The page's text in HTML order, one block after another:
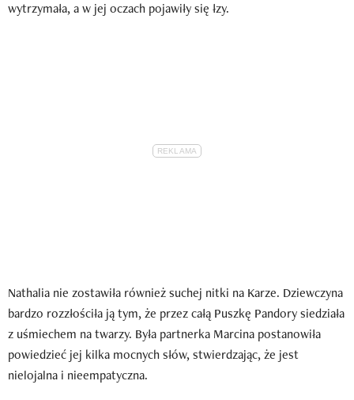
wytrzymała, a w jej oczach pojawiły się łzy.
Nathalia nie zostawiła również suchej nitki na Karze. Dziewczyna
bardzo rozzłościła ją tym, że przez całą Puszkę Pandory siedziała
z uśmiechem na twarzy. Była partnerka Marcina postanowiła
powiedzieć jej kilka mocnych słów, stwierdzając, że jest
nielojalna i nieempatyczna.